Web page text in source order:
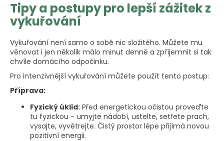
Tipy a postupy pro lepší zážitek z
vykuřování
Vykuřování není samo o sobě nic složitého. Můžete mu
věnovat i jen několik málo minut denně a zpříjemnit si tak
chvíle domácího odpočinku.
Pro intenzivnější vykuřování můžete použít tento postup:
Příprava:
Fyzický úklid: Před energetickou očistou proveďte
tu fyzickou - umyjte nádobí, ustelte, setřete prach,
vysajte, vyvětrejte. Čistý prostor lépe přijímá novou
pozitivní energii.